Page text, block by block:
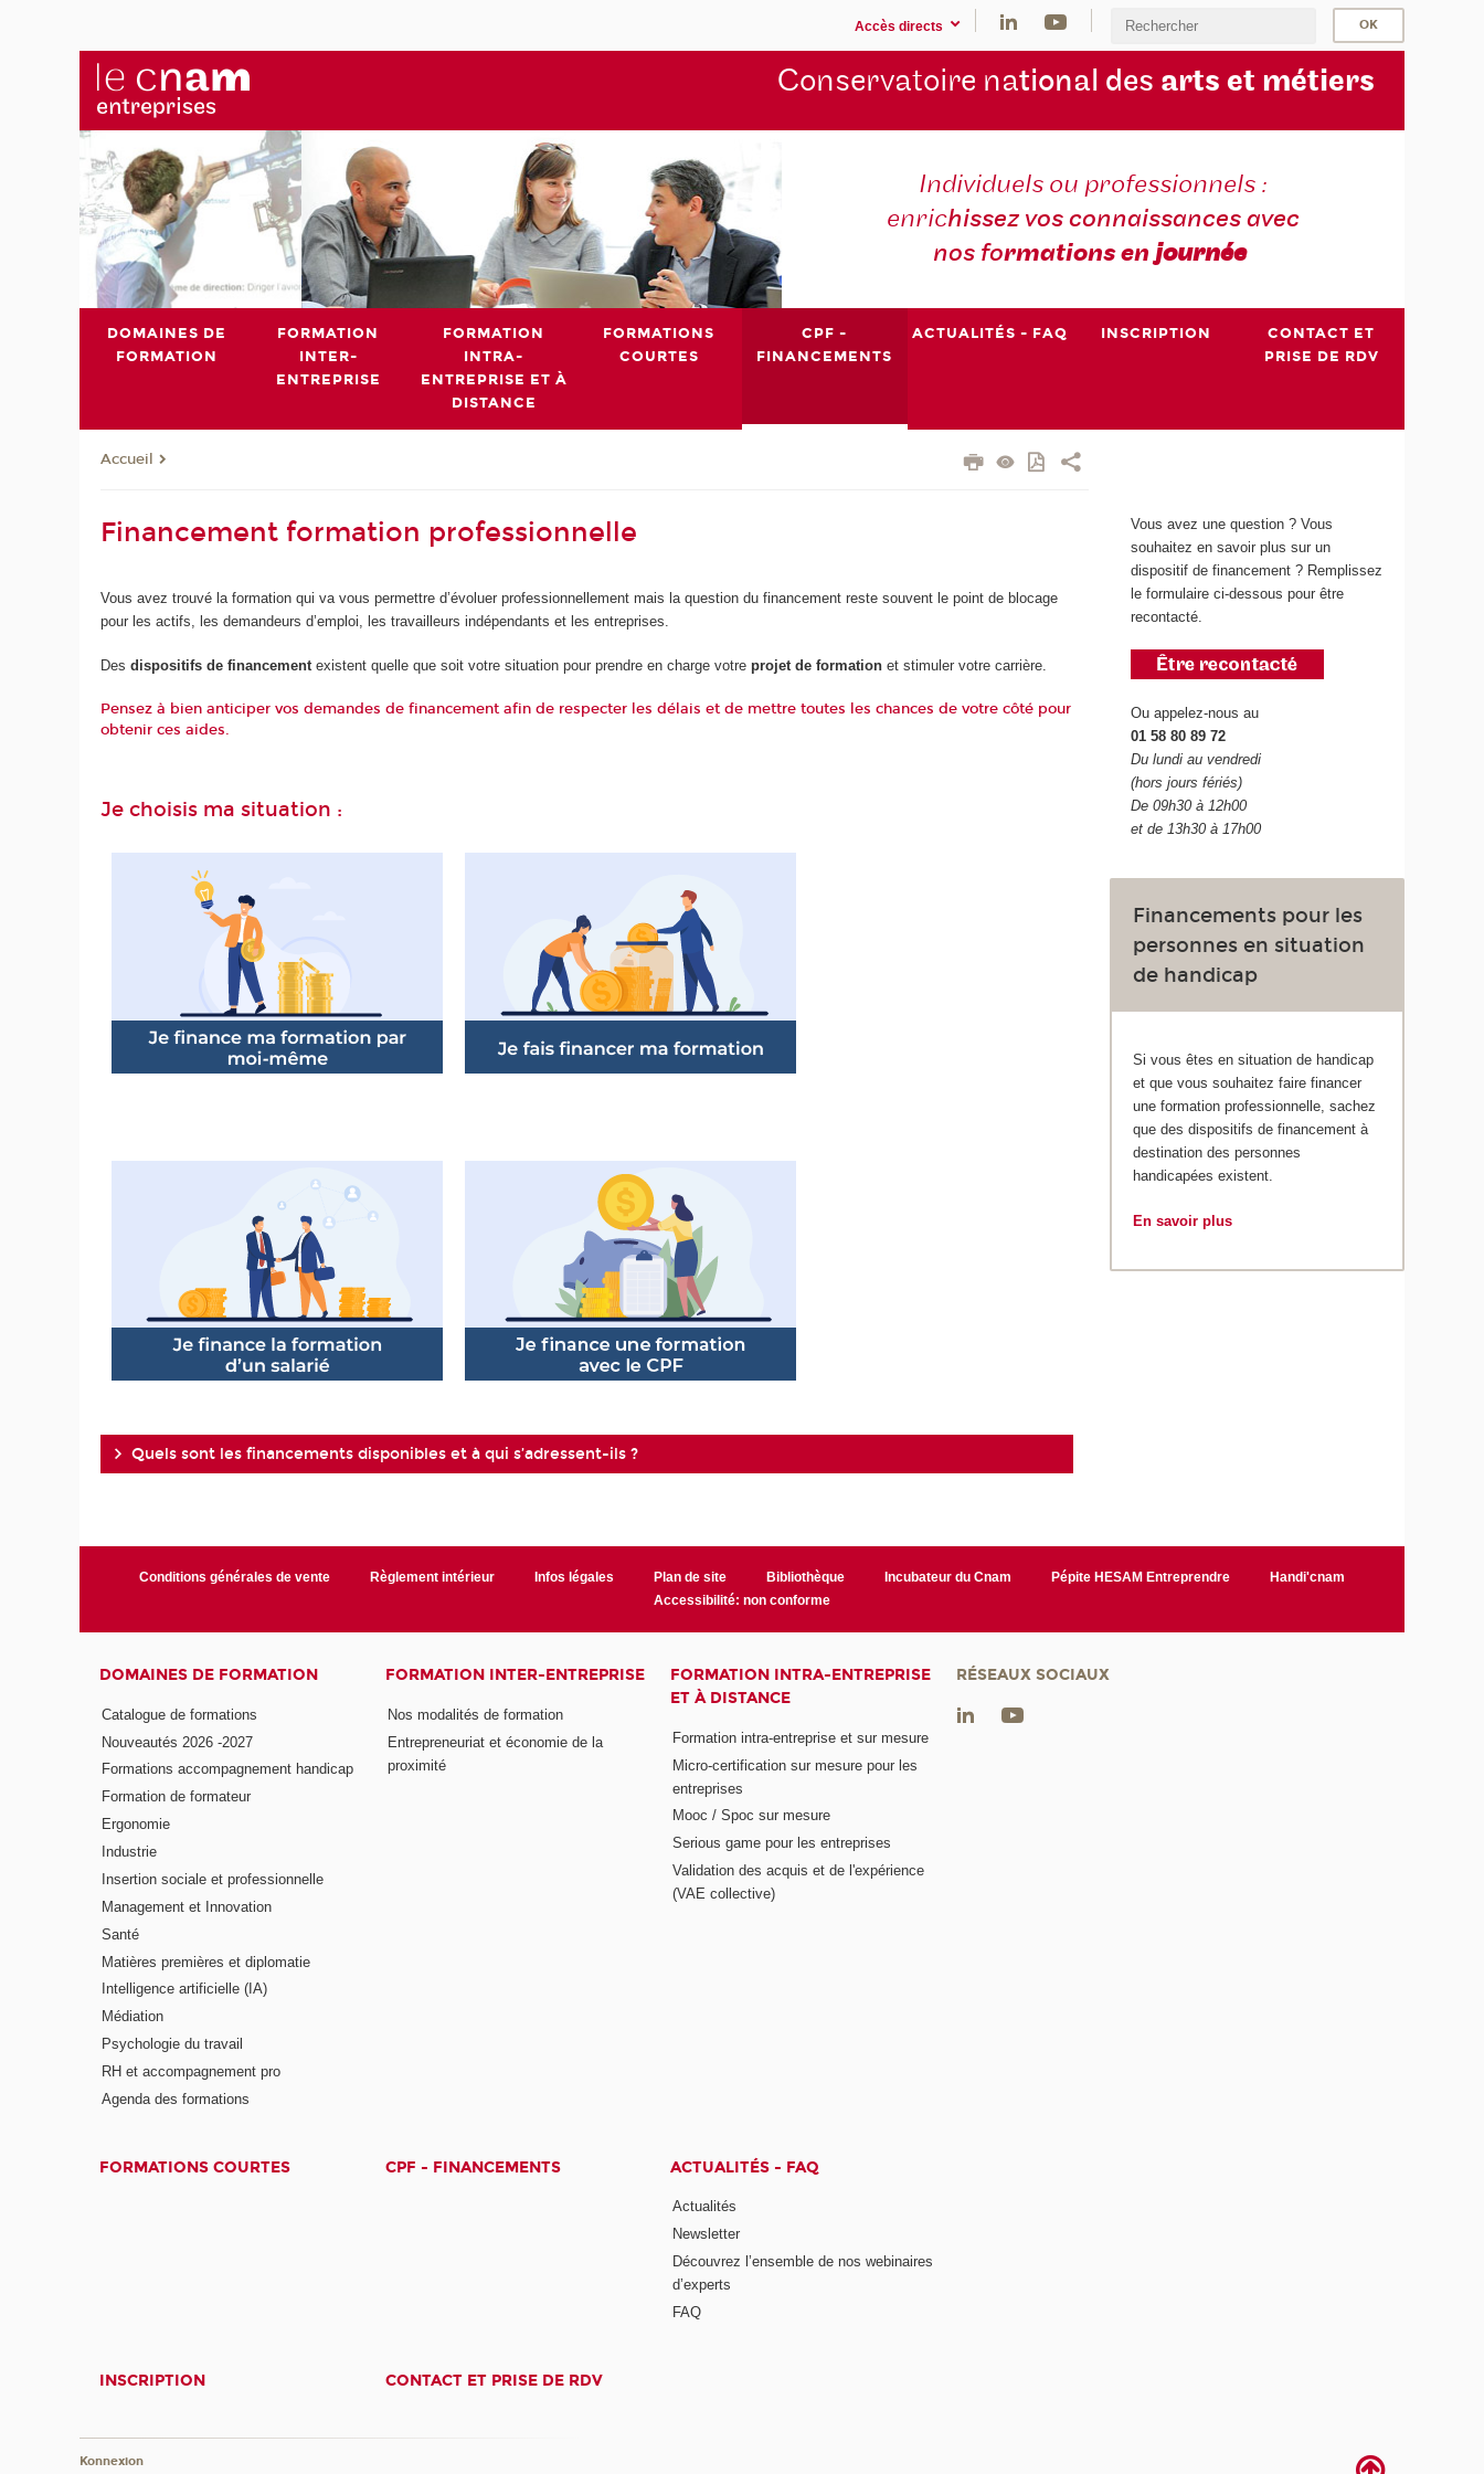
Accès directs
Conservatoire national des arts et métiers
Individuels ou professionnels :
enrichissez vos connaissances avec
nos formations enjournée
DOMAINES DE
FORMATION
FORMATION
INTER-
ENTREPRISE
FORMATION
INTRA-
ENTREPRISE ET À
DISTANCE
FORMATIONS
COURTES
CPF -
FINANCEMENTS
ACTUALITÉS - FAQ INSCRIPTION
CONTACT ET
PRISE DE RDV
Accueil
Financement formation professionnelle
Vous avez trouvé la formation qui va vous permettre d’évoluer professionnellement mais la question du financement reste souvent le point de blocage
pour les actifs, les demandeurs d’emploi, les travailleurs indépendants et les entreprises.
Desdispositifs de financementexistent quelle que soit votre situation pour prendre en charge votreprojet de formation et stimuler votre carrière.
Pensez à bien anticiper vos demandes de financement afin de respecter les délais et de mettre toutes les chances de votre côté pour
obtenir ces aides.
Je choisis ma situation :
Quels sont les financements disponibles et à qui s’adressent-ils ?
Vous avez une question ? Vous
souhaitez en savoir plus sur un
dispositif de financement ? Remplissez
le formulaire ci-dessous pour être
recontacté.
Ou appelez-nous au
01 58 80 89 72
Du lundi au vendredi
(hors jours fériés)
De 09h30 à 12h00
et de 13h30 à 17h00
Financements pour les
personnes en situation
de handicap
Si vous êtes en situation de handicap
et que vous souhaitez faire financer
une formation professionnelle, sachez
que des dispositifs de financement à
destination des personnes
handicapées existent.
En savoir plus
Conditions générales de vente Règlement intérieur Infos légales Plan de site Bibliothèque Incubateur du Cnam Pépite HESAM Entreprendre
Handi'cnam
Accessibilité: non conforme
DOMAINES DE FORMATION
Catalogue de formations
Nouveautés 2026 -2027
Formations accompagnement handicap
Formation de formateur
Ergonomie
Industrie
Insertion sociale et professionnelle
Management et Innovation
Santé
Matières premières et diplomatie
Intelligence artificielle (IA)
Médiation
Psychologie du travail
RH et accompagnement pro
Agenda des formations
FORMATION INTER-ENTREPRISE
Nos modalités de formation
Entrepreneuriat et économie de la
proximité
FORMATION INTRA-ENTREPRISE
ET À DISTANCE
Formation intra-entreprise et sur mesure
Micro-certification sur mesure pour les
entreprises
Mooc / Spoc sur mesure
Serious game pour les entreprises
Validation des acquis et de l'expérience
(VAE collective)
FORMATIONS COURTES CPF - FINANCEMENTS ACTUALITÉS - FAQ
Actualités
Newsletter
Découvrez l’ensemble de nos webinaires
d’experts
FAQ
INSCRIPTION CONTACT ET PRISE DE RDV
RÉSEAUX SOCIAUX
Konnexion